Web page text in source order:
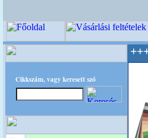
Cikkszám, vagy keresett szó
Mestere! +++++++